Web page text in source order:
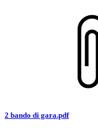
2 bando di gara.pdf